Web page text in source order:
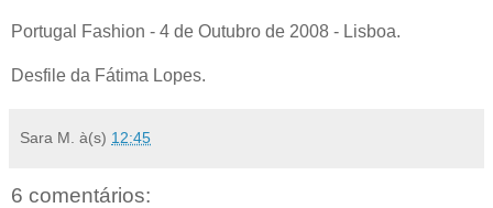
Portugal Fashion - 4 de Outubro de 2008 - Lisboa.
Desfile da Fátima Lopes.
Sara M. à(s) 12:45
6 comentários: